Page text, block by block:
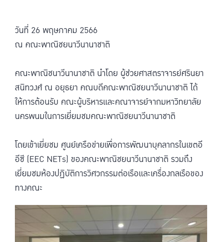
วันที่ 26 พฤษภาคม 2566
ณ คณะพาณิชยนาวีนานาชาติ
คณะพาณิชนาวีนานาชาติ นำโดย ผู้ช่วยศาสตราจารย์ศรินยา
สนิทวงศ์ ณ อยุธยา คณบดีคณะพาณิชยนาวีนานาชาติ ได้
ให้การต้อนรับ คณะผู้บริหารและคณาจารย์จากมหาวิทยาลัย
นครพนมในการเยี่ยมชมคณะพาณิชยนาวีนานาชาติ
โดยเข้าเยี่ยชม ศูนย์เครือข่ายเพื่อการพัฒนาบุคลากรในเขตอี
อีซี (EEC NETs) ของคณะพาณิชยนาวีนานาชาติ รวมถึง
เยี่ยมชมห้องปฏิบัติการวิศวกรรมต่อเรือและเครื่องกลเรือของ
ทางคณะ